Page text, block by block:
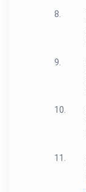
8.
9.
10.
11.